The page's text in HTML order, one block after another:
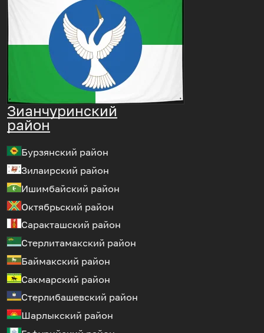
Зианчуринский
район
Бурзянский район
Зилаирский район
Ишимбайский район
Октябрьский район
Саракташский район
Стерлитамакский район
Баймакский район
Сакмарский район
Стерлибашевский район
Шарлыкский район